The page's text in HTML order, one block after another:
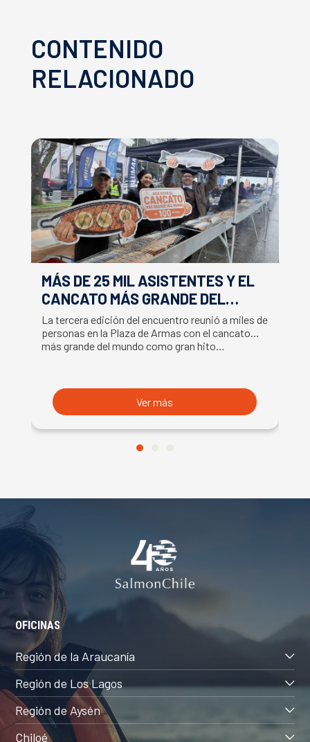
CONTENIDO
RELACIONADO
MÁS DE 25 MIL ASISTENTES Y EL
CANCATO MÁS GRANDE DEL
MUNDO MARCAN EXITOSO CIERRE
DE LA SEMANA DEL SALMÓN
La tercera edición del encuentro reunió a miles de
personas en la Plaza de Armas con el cancato
más grande del mundo como gran hito…
Ver más
OFICINAS
Región de la Araucanía
Región de Los Lagos
Región de Aysén
Chiloé